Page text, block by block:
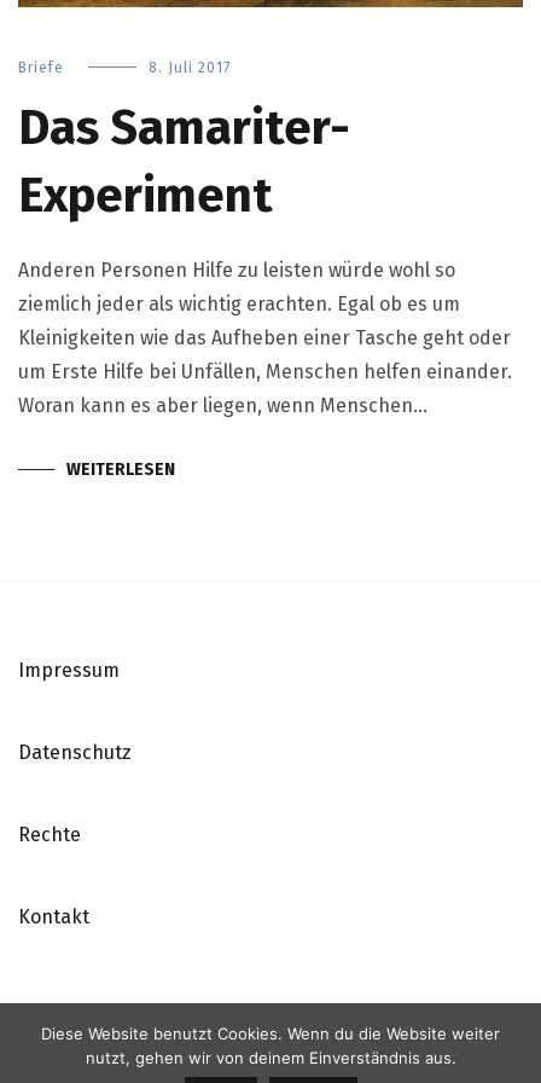
Briefe 8. Juli 2017
Das Samariter-
Experiment
Anderen Personen Hilfe zu leisten würde wohl so
ziemlich jeder als wichtig erachten. Egal ob es um
Kleinigkeiten wie das Aufheben einer Tasche geht oder
um Erste Hilfe bei Unfällen, Menschen helfen einander.
Woran kann es aber liegen, wenn Menschen…
WEITERLESEN
Impressum
Datenschutz
Rechte
Kontakt
Diese Website benutzt Cookies. Wenn du die Website weiter
nutzt, gehen wir von deinem Einverständnis aus.